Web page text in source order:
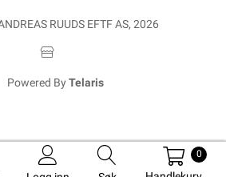
0
RUUDS EFTF AS, 2026
Powered By Telaris